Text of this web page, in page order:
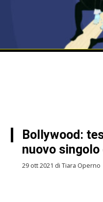
Bollywood:
nuovo
29 ott 2021 di Tiara Operno